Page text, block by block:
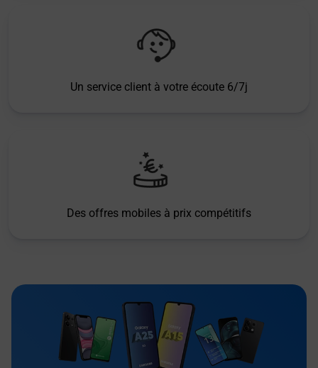
Un service client à votre écoute 6/7j
Des offres mobiles à prix compétitifs